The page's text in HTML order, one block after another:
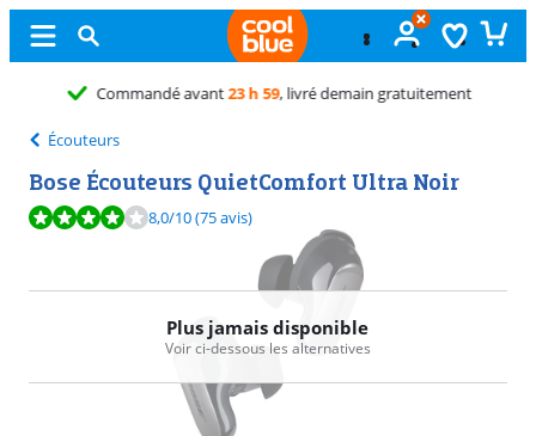
Échangegratuit
Écouteurs
Bose Écouteurs QuietComfort Ultra Noir
La note est de 8,0 sur 10, basée sur 75 avis.
8,0/10(75 avis)
Plus jamais disponible
Voir ci-dessous les alternatives